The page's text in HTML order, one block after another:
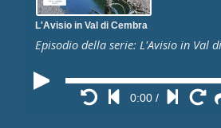
L'Avisio in Val di Cembra
Episodio della serie: L'Avisio in Val
0:00 /